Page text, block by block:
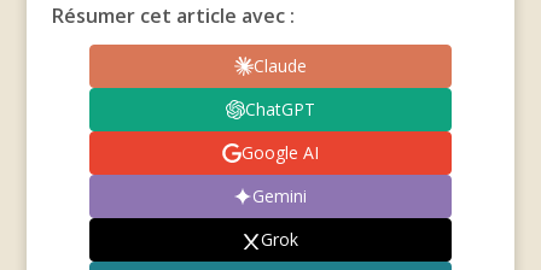
Résumer cet article avec :
Claude
ChatGPT
Google AI
Gemini
Grok